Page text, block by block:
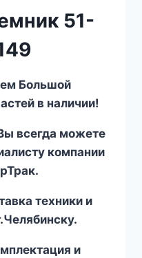
51-
Большой
в наличии!
всегда можете
компании
техники и
и